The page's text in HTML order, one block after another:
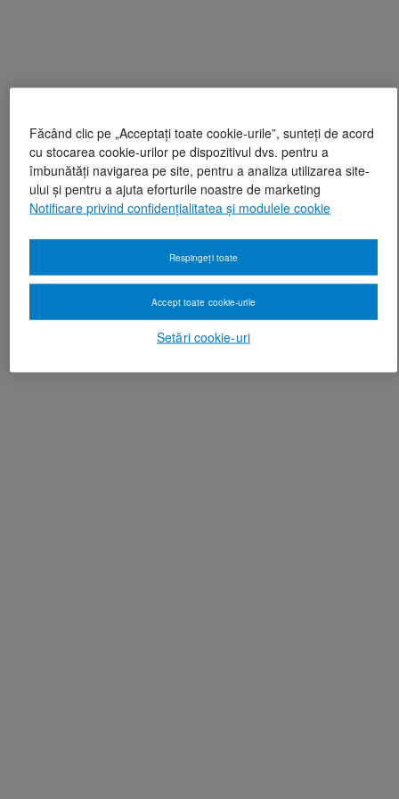
Făcând clic pe „Acceptați toate cookie-urile”, sunteți de acord
cu stocarea cookie-urilor pe dispozitivul dvs. pentru a
îmbunătăți navigarea pe site, pentru a analiza utilizarea site-
ului și pentru a ajuta eforturile noastre de marketing
Notificare privind confidențialitatea și modulele cookie
Setări cookie-uri
Respingeți toate
Accept toate cookie-urile